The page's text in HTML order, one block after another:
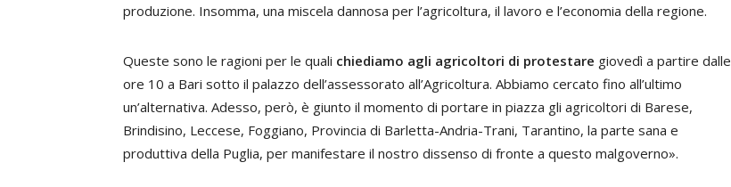
produzione. Insomma, una miscela dannosa per l’agricoltura, il lavoro e l’economia della regione.
Queste sono le ragioni per le quali chiediamo agli agricoltori di protestare giovedì a partire dalle
ore 10 a Bari sotto il palazzo dell’assessorato all’Agricoltura. Abbiamo cercato fino all’ultimo
un’alternativa. Adesso, però, è giunto il momento di portare in piazza gli agricoltori di Barese,
Brindisino, Leccese, Foggiano, Provincia di Barletta-Andria-Trani, Tarantino, la parte sana e
produttiva della Puglia, per manifestare il nostro dissenso di fronte a questo malgoverno».